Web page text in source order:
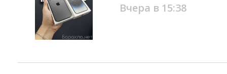
Вчера в 15:38